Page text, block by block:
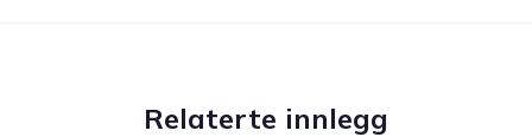
Relaterte innlegg